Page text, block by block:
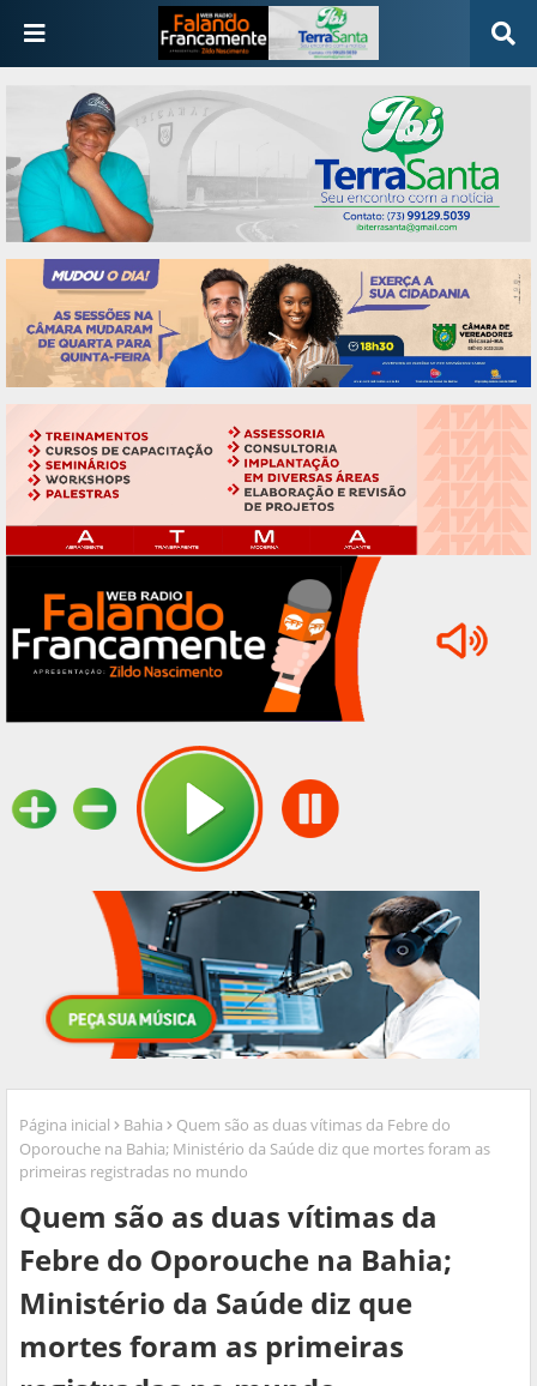
Página inicial Bahia
Quem são as duas vítimas da Febre do
Oporouche na Bahia; Ministério da Saúde diz que mortes foram as
primeiras registradas no mundo
Quem são as duas vítimas da
Febre do Oporouche na Bahia;
Ministério da Saúde diz que
mortes foram as primeiras